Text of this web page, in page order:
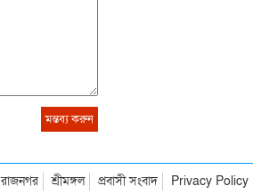
রাজনগর শ্রীমঙ্গল প্রবাসী সংবাদ Privacy Policy